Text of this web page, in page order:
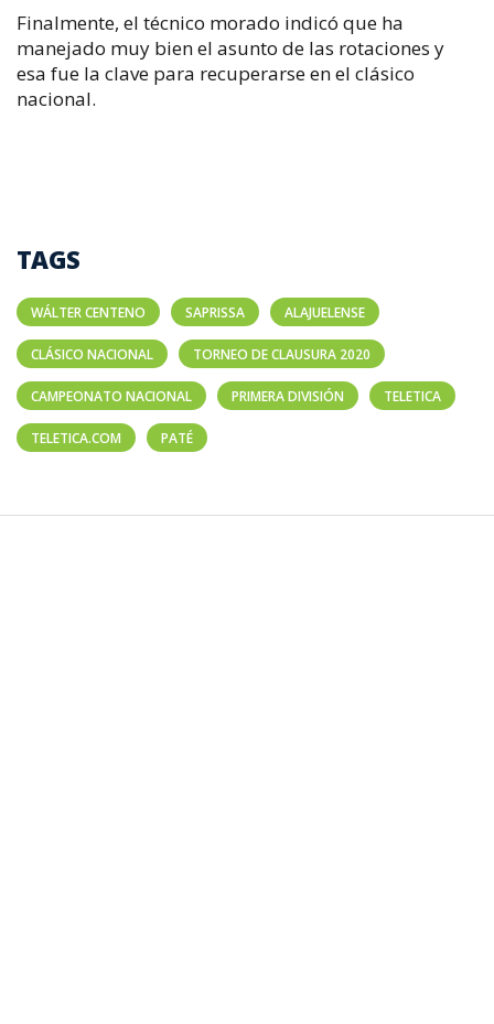
Finalmente, el técnico morado indicó que ha
manejado muy bien el asunto de las rotaciones y
esa fue la clave para recuperarse en el clásico
nacional.
TAGS
WÁLTER CENTENO SAPRISSA ALAJUELENSE
CLÁSICO NACIONAL TORNEO DE CLAUSURA 2020
CAMPEONATO NACIONAL PRIMERA DIVISIÓN TELETICA
TELETICA.COM PATÉ